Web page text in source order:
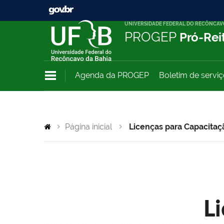
UNIVERSIDADE FEDERAL DO
PROGEP Pró-
Agenda da PROGEP Boletim de
Página inicial Licenças para